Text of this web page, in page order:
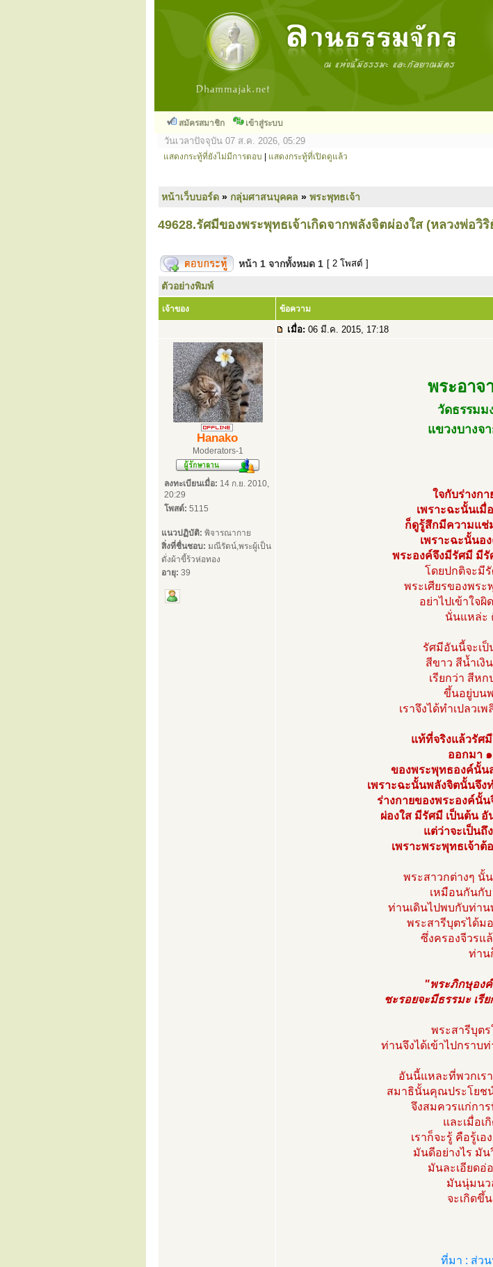
สมัครสมาชิก เข้าสู่ระบบ
วันเวลาปัจจุบัน 07 ส.ค. 2026, 05:29
แสดงกระทู้ที่ยังไม่มีการตอบ แสดงกระทู้ที่เปิดดูแล้ว
หน้าเว็บบอร์ด » กลุ่มศาสนบุคคล » พระพุทธเจ้า
49628.รัศมีของพระพุทธเจ้าเกิดจากพลังจิตผ่องใส (หลวงพ่อวิริ
หน้า 1 จากทั้งหมด 1 [ 2 โพสต์ ]
ตัวอย่างพิมพ์
เจ้าของ ข้อความ
เมื่อ: 06 มี.ค. 2015, 17:18
Hanako
Moderators-1
ลงทะเบียนเมื่อ: 14 ก.ย. 2010,
20:29
โพสต์: 5115
แนวปฏิบัติ: พิจารณากาย
สิ่งที่ชื่นชอบ: มณีรัตน์,พระผู้เป็น
ดั่งผ้าขี้ร้วห่อทอง
อายุ: 39
พระอาจ
วัดธรรม
แขวงบางจ
ใจกับร่างก
เพราะฉะนั้นเมื่
ก็ดูรู้สึกมีความแช่
เพราะฉะนั้นอ
พระองค์จึงมีรัศมี มี
โดยปกติจะมี
พระเศียรของพร
อย่าไปเข้าใจ
นั่นแหล่ะ
รัศมีอันนี้จะเป็
สีขาว สีน้ำเงิ
เรียกว่า สีห
ขึ้นอยู่บนพ
เราจึงได้ทำเปลวเ
แท้ที่จริงแล้วรัศ
ออกมา
ของพระพุทธองค์นั้น
เพราะฉะนั้นพลังจิตนั้นจึง
ร่างกายของพระองค์นั้
ผ่องใส มีรัศมี เป็นต้น อั
แต่ว่าจะเป็น
เพราะพระพุทธเจ้า
พระสาวกต่างๆ นั้
เหมือนกันกับ
ท่านเดินไปพบกับท่า
พระสารีบุตรได้ม
ซึ่งครองจีวรแ
ท่าน
"พระภิกษุองค์
ชะรอยจะมีธรรมะ เรี
พระสารีบุต
ท่านจึงได้เข้าไปกราบ
อันนี้แหละที่พวกเร
สมาธินั้นคุณประโยชน์
จึงสมควรแก่กา
และเมื่อเ
เราก็จะรู้ คือรู้เอ
มันดีอย่างไร มัน
มันละเอียดอ่
มันนุ่มนว
จะเกิดขึ้
ที่มา : ส่ว